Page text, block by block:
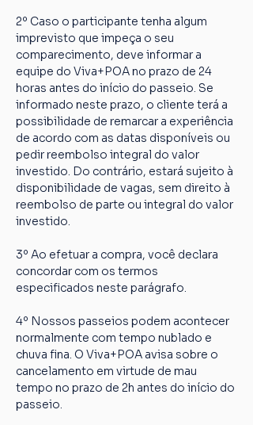
2º Caso o participante tenha algum
imprevisto que impeça o seu
comparecimento, deve informar a
equipe do Viva+POA no prazo de 24
horas antes do início do passeio. Se
informado neste prazo, o cliente terá a
possibilidade de remarcar a experiência
de acordo com as datas disponíveis ou
pedir reembolso integral do valor
investido. Do contrário, estará sujeito à
disponibilidade de vagas, sem direito à
reembolso de parte ou integral do valor
investido.
3º Ao efetuar a compra, você declara
concordar com os termos
especificados neste parágrafo.
4º Nossos passeios podem acontecer
normalmente com tempo nublado e
chuva fina. O Viva+POA avisa sobre o
cancelamento em virtude de mau
tempo no prazo de 2h antes do início do
passeio.